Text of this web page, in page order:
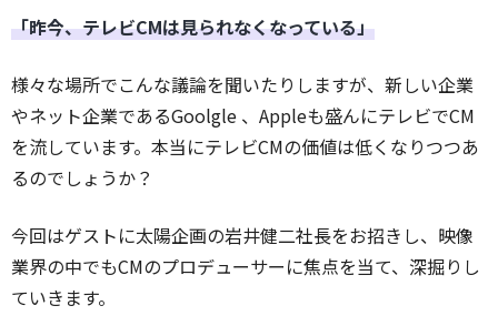
「昨今、テレビCMは見られなくなっている」
様々な場所でこんな議論を聞いたりしますが、新しい企業
やネット企業であるGoolgle 、Appleも盛んにテレビでCM
を流しています。本当にテレビCMの価値は低くなりつつあ
るのでしょうか？
今回はゲストに太陽企画の岩井健二社長をお招きし、映像
業界の中でもCMのプロデューサーに焦点を当て、深掘りし
ていきます。